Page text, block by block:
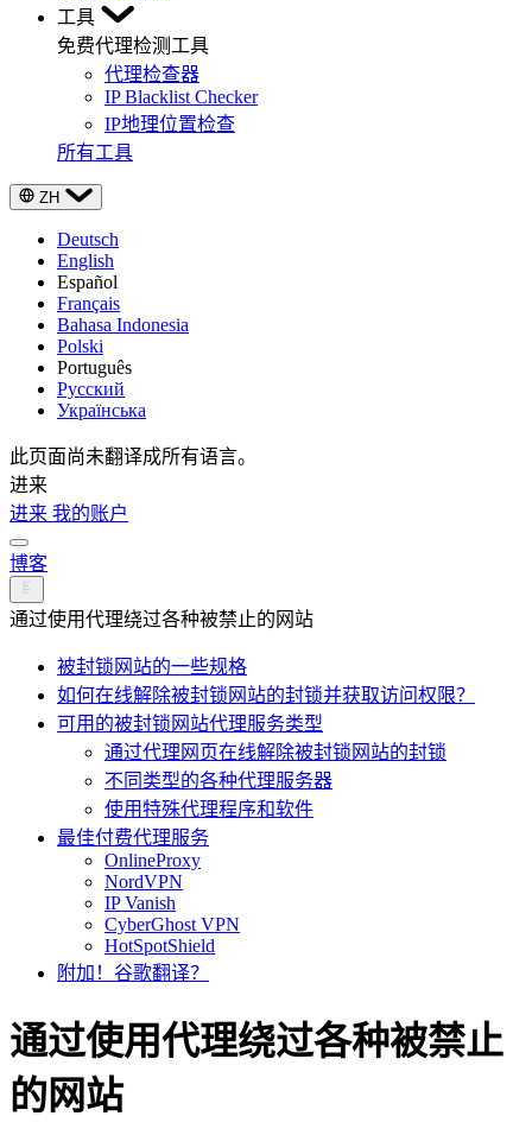
工具
免费代理检测工具
代理检查器
IP Blacklist Checker
IP地理位置检查
所有工具
ZH
Deutsch
English
Español
Français
Bahasa Indonesia
Polski
Português
Русский
Українська
此页面尚未翻译成所有语言。
进来
进来 我的账户
博客
通过使用代理绕过各种被禁止的网站
被封锁网站的一些规格
如何在线解除被封锁网站的封锁并获取访问权限？
可用的被封锁网站代理服务类型
通过代理网页在线解除被封锁网站的封锁
不同类型的各种代理服务器
使用特殊代理程序和软件
最佳付费代理服务
OnlineProxy
NordVPN
IP Vanish
CyberGhost VPN
HotSpotShield
附加！谷歌翻译？
通过使用代理绕过各种被禁止
的网站